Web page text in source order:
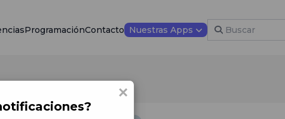
ProgramaciónContacto Nuestras Apps
×